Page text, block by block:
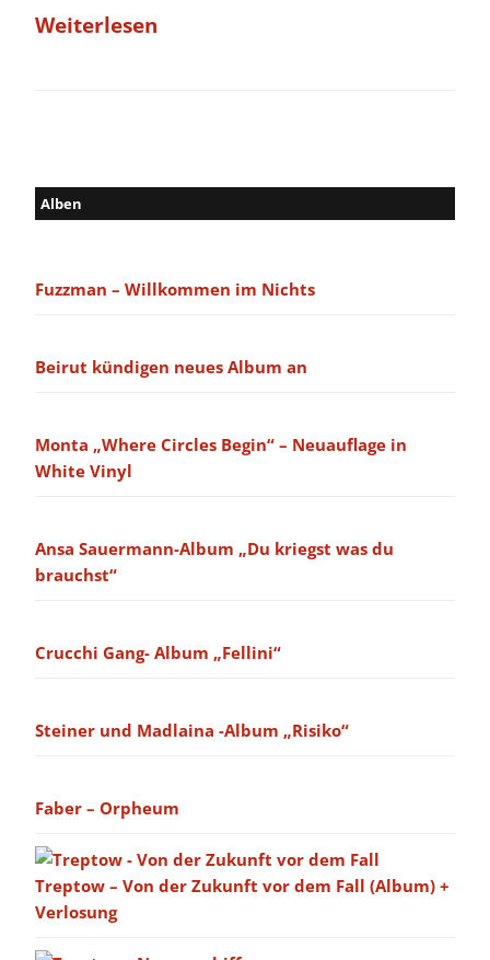
Weiterlesen
Alben
Fuzzman – Willkommen im Nichts
Beirut kündigen neues Album an
Monta „Where Circles Begin“ – Neuauflage in
White Vinyl
Ansa Sauermann-Album „Du kriegst was du
brauchst“
Crucchi Gang- Album „Fellini“
Steiner und Madlaina -Album „Risiko“
Faber – Orpheum
Treptow – Von der Zukunft vor dem Fall (Album) +
Verlosung